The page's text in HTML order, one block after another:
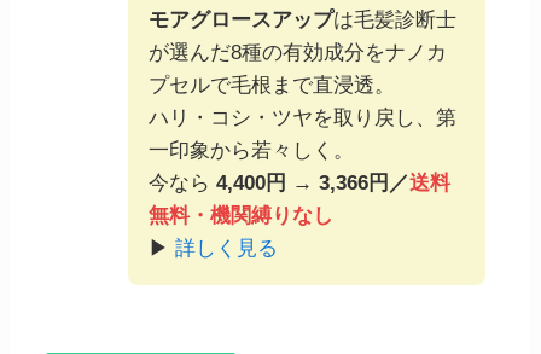
モアグロースアップは毛髪診断士
が選んだ8種の有効成分をナノカ
プセルで毛根まで直浸透。
ハリ・コシ・ツヤを取り戻し、第
一印象から若々しく。
今なら4,400円 → 3,366円／送料
無料・機関縛りなし
▶詳しく見る